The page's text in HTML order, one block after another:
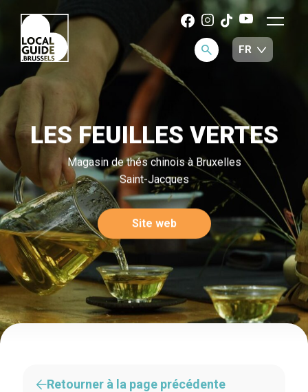
LES FEUILLES VERTES
Magasin de thés chinois à Bruxelles
Saint-Jacques
Site web
Retourner à la page précédente